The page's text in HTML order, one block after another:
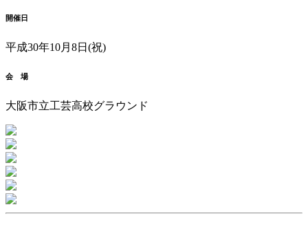
開催日
平成30年10月8日(祝)
会 場
大阪市立工芸高校グラウンド